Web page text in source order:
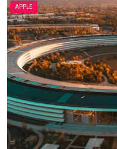
APPLE